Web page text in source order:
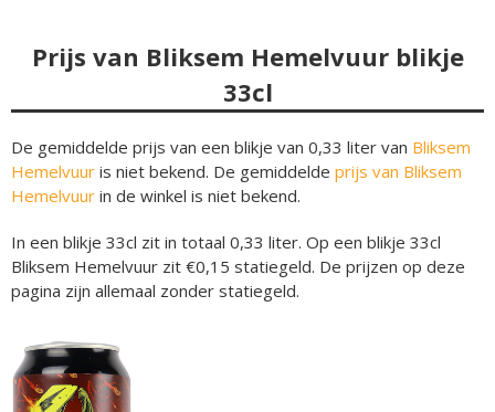
Prijs van Bliksem Hemelvuur blikje
33cl
De gemiddelde prijs van een blikje van 0,33 liter van Bliksem
Hemelvuur is niet bekend. De gemiddelde prijs van Bliksem
Hemelvuur in de winkel is niet bekend.
In een blikje 33cl zit in totaal 0,33 liter. Op een blikje 33cl
Bliksem Hemelvuur zit €0,15 statiegeld. De prijzen op deze
pagina zijn allemaal zonder statiegeld.